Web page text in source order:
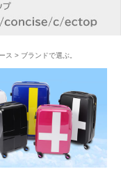
ス > ブランドで選ぶ。